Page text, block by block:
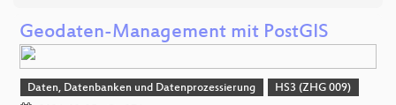
Geodaten-Management mit PostGIS
Daten, Datenbanken und Datenprozessierung
HS3 (ZHG 009)